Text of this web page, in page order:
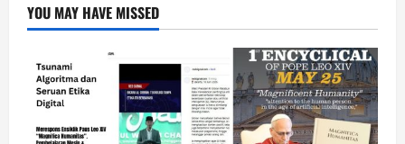
YOU MAY HAVE MISSED